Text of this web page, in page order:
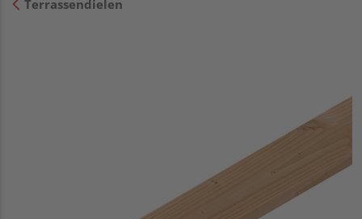
Terrassendielen